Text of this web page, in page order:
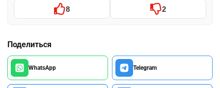
8 2
Поделиться
WhatsApp Telegram